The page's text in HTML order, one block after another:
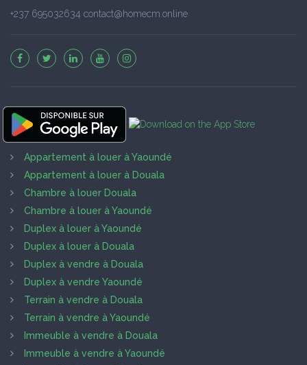
+237 695032634 contact@homecm.online
Appartement à louer à Yaoundé
Appartement à louer à Douala
Chambre à louer Douala
Chambre à louer à Yaoundé
Duplex à louer à Yaoundé
Duplex à louer à Douala
Duplex à vendre à Douala
Duplex à vendre Yaoundé
Terrain à vendre à Douala
Terrain à vendre à Yaoundé
Immeuble à vendre à Douala
Immeuble à vendre à Yaoundé